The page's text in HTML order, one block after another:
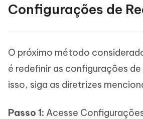
Configurações de
O próximo método
é redefinir as configurações de
isso, siga as diretrizes
Passo 1: Acesse